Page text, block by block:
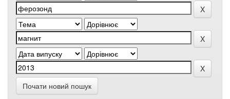
Почати новий пошук